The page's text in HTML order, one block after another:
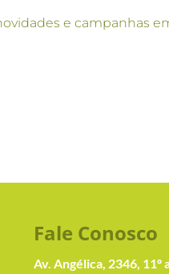
e campanhas
Fale Conosco
Av. Angélica, 2346, 11º